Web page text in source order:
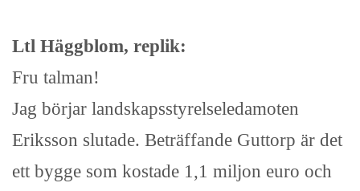
Ltl Häggblom, replik:
Fru talman!
Jag börjar landskapsstyrelseledamoten
Eriksson slutade. Beträffande Guttorp är det
ett bygge som kostade 1,1 miljon euro och